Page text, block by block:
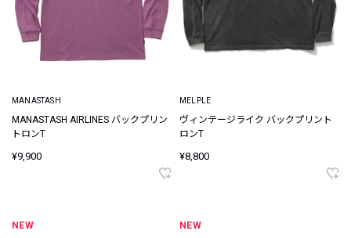
MANASTASH
MANASTASH AIRLINES バックプリン
トロンT
¥9,900
MELPLE
ヴィンテージライク バックプリント
ロンT
¥8,800
NEW NEW